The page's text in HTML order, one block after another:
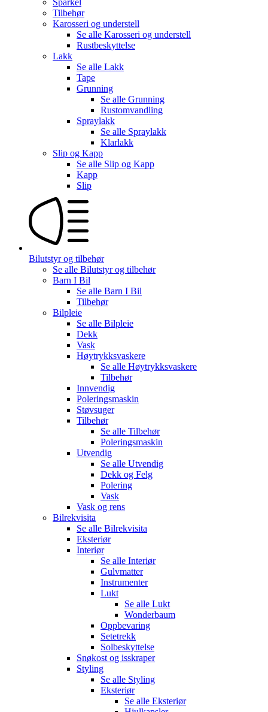
Tilbehør
Karosseri og understell
Se alle Karosseri og understell
Rustbeskyttelse
Lakk
Se alle Lakk
Tape
Grunning
Se alle Grunning
Rustomvandling
Spraylakk
Se alle Spraylakk
Klarlakk
Slip og Kapp
Se alle Slip og Kapp
Kapp
Slip
Bilutstyr og tilbehør
Se alle Bilutstyr og tilbehør
Barn I Bil
Se alle Barn I Bil
Tilbehør
Bilpleie
Se alle Bilpleie
Dekk
Vask
Høytrykksvaskere
Se alle Høytrykksvaskere
Tilbehør
Innvendig
Poleringsmaskin
Støvsuger
Tilbehør
Se alle Tilbehør
Poleringsmaskin
Utvendig
Se alle Utvendig
Dekk og Felg
Polering
Vask
Vask og rens
Bilrekvisita
Se alle Bilrekvisita
Eksteriør
Interiør
Se alle Interiør
Gulvmatter
Instrumenter
Lukt
Se alle Lukt
Wonderbaum
Oppbevaring
Setetrekk
Solbeskyttelse
Snøkost og isskraper
Styling
Se alle Styling
Eksteriør
Se alle Eksteriør